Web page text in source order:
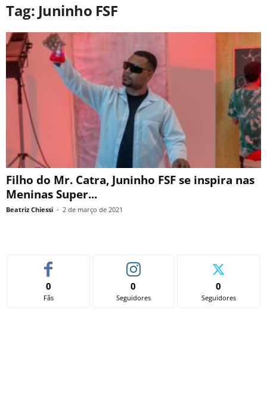
Tag: Juninho FSF
Filho do Mr. Catra, Juninho FSF se inspira nas
Meninas Super...
Beatriz Chiessi - 2 de março de 2021
0
Fãs
0
Seguidores
0
Seguidores